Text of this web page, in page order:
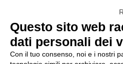
possibile presentare
reclamo
all’Organismo di
Monitoraggio
una delle modalità
Questo sito web
dati personali dei
Con il tuo consenso, noi e i nostri